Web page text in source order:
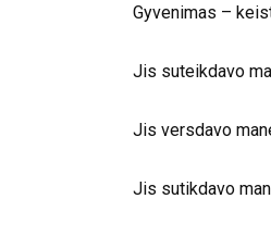
Gyvenimas –
Jis suteikdavo
Jis versdavo
Jis sutikdavo